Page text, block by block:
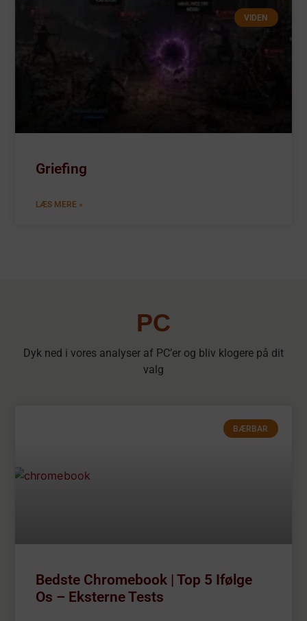
VIDEN
Griefing
LÆS MERE »
PC
Dyk ned i vores analyser af PC’er og bliv klogere på dit
valg
BÆRBAR
Bedste Chromebook | Top 5 Ifølge
Os – Eksterne Tests